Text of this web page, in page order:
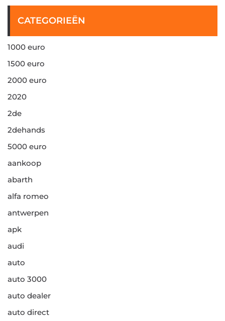
CATEGORIEËN
1000 euro
1500 euro
2000 euro
2020
2de
2dehands
5000 euro
aankoop
abarth
alfa romeo
antwerpen
apk
audi
auto
auto 3000
auto dealer
auto direct